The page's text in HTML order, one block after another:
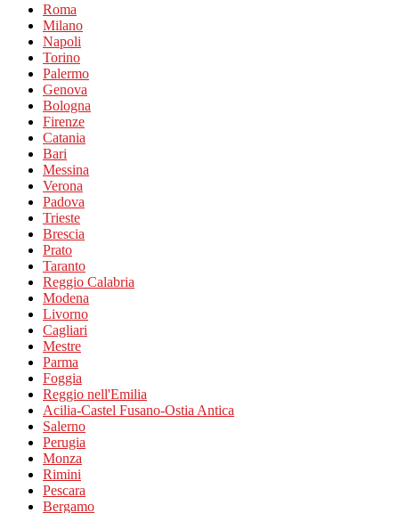
Roma
Milano
Napoli
Torino
Palermo
Genova
Bologna
Firenze
Catania
Bari
Messina
Verona
Padova
Trieste
Brescia
Prato
Taranto
Reggio Calabria
Modena
Livorno
Cagliari
Mestre
Parma
Foggia
Reggio nell'Emilia
Acilia-Castel Fusano-Ostia Antica
Salerno
Perugia
Monza
Rimini
Pescara
Bergamo